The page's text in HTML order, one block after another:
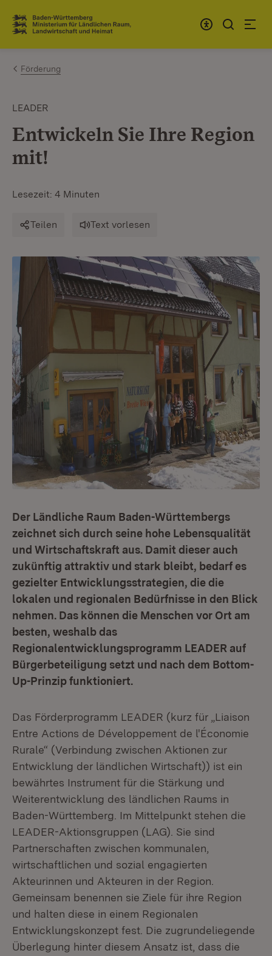
Zum Inhalt springen
Link zur Startseite
Förderung
LEADER
Entwickeln Sie Ihre Region
mit!
Lesezeit: 4 Minuten
Teilen Text vorlesen
Der Ländliche Raum Baden-Württembergs
zeichnet sich durch seine hohe Lebensqualität
und Wirtschaftskraft aus. Damit dieser auch
zukünftig attraktiv und stark bleibt, bedarf es
gezielter Entwicklungsstrategien, die die
lokalen und regionalen Bedürfnisse in den Blick
nehmen. Das können die Menschen vor Ort am
besten, weshalb das
Regionalentwicklungsprogramm LEADER auf
Bürgerbeteiligung setzt und nach dem Bottom-
Up-Prinzip funktioniert.
Das Förderprogramm LEADER (kurz für „Liaison
Entre Actions de Développement de l'Économie
Rurale“ (Verbindung zwischen Aktionen zur
Entwicklung der ländlichen Wirtschaft)) ist ein
bewährtes Instrument für die Stärkung und
Weiterentwicklung des ländlichen Raums in
Baden-Württemberg. Im Mittelpunkt stehen die
LEADER-Aktionsgruppen (LAG). Sie sind
Partnerschaften zwischen kommunalen,
wirtschaftlichen und sozial engagierten
Akteurinnen und Akteuren in der Region.
Gemeinsam benennen sie Ziele für ihre Region
und halten diese in einem Regionalen
Entwicklungskonzept fest. Die zugrundeliegende
Überlegung hinter diesem Ansatz ist, dass die